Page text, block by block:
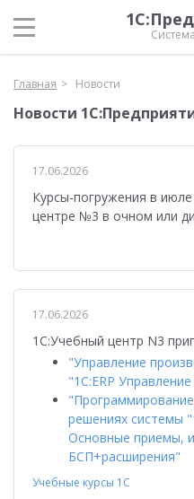
Главная Новости
Новости
17.06.2026
Курсы-погружения в
центре №3 в очном или
17.06.2026
1С:Учебный центр N3
"Управление
"1С:ERP
решениях системы
Основные приемы,
БСП+расширения"
Учебные курсы 1С